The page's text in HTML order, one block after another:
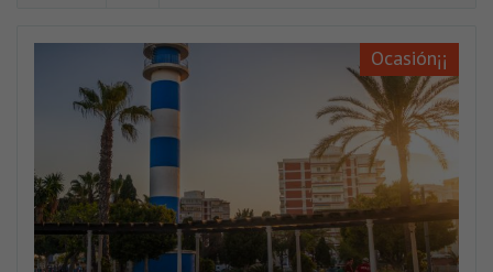
Ocasión¡¡